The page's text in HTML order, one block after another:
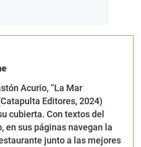
Acurio, “La Mar
Editores, 2024)
cubierta. Con textos del
en sus páginas navegan la
junto a las mejores